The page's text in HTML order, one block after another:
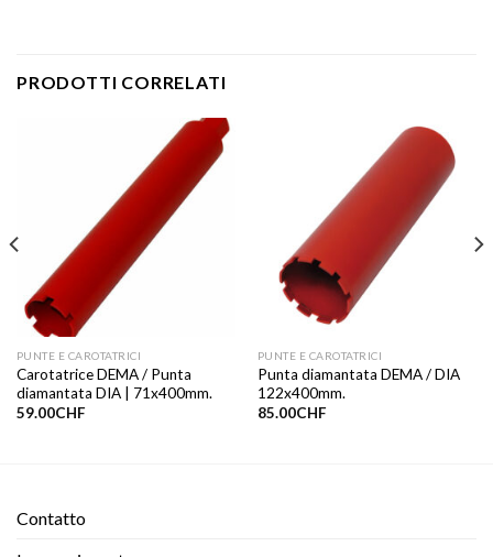
PRODOTTI CORRELATI
PUNTE E CAROTATRICI
Carotatrice DEMA / Punta
diamantata DIA | 71x400mm.
59.00CHF
PUNTE E CAROTATRICI
Punta diamantata DEMA / DIA
122x400mm.
85.00CHF
Contatto​